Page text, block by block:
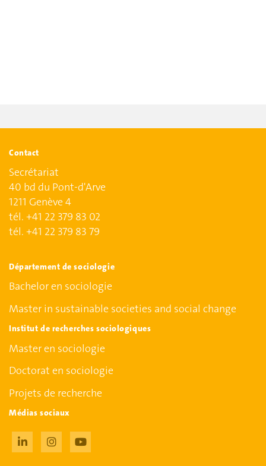
Contact
Secrétariat
40 bd du Pont-d'Arve
1211 Genève 4
tél. +41 22 379 83 02
tél. +41 22 379 83 79
Département de sociologie
Bachelor en sociologie
Master in sustainable societies and social change
Institut de recherches sociologiques
Master en sociologie
Doctorat en sociologie
Projets de recherche
Médias sociaux